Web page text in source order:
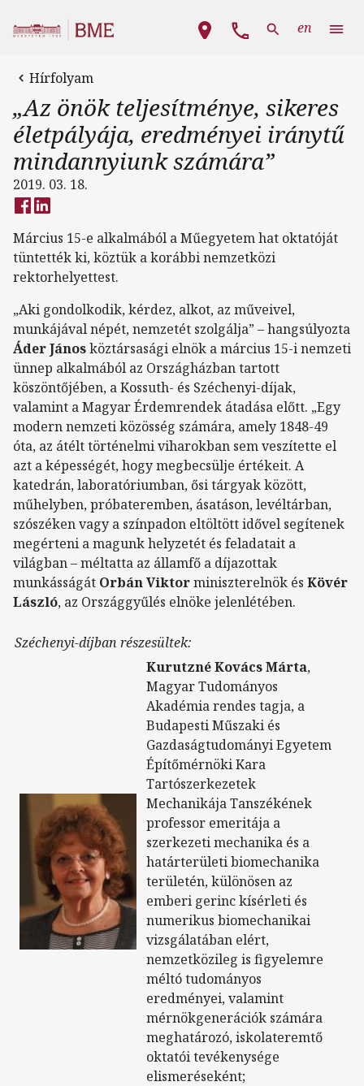
Fő navigáció
en
Hírfolyam
„Az önök teljesítménye, sikeres
életpályája, eredményei iránytű
mindannyiunk számára”
2019. 03. 18.
Március 15-e alkalmából a Műegyetem hat oktatóját
tüntették ki, köztük a korábbi nemzetközi
rektorhelyettest.
„Aki gondolkodik, kérdez, alkot, az műveivel,
munkájával népét, nemzetét szolgálja” – hangsúlyozta
Áder Jánosköztársasági elnök a március 15-i nemzeti
ünnep alkalmából az Országházban tartott
köszöntőjében, a Kossuth- és Széchenyi-díjak,
valamint a Magyar Érdemrendek átadása előtt. „Egy
modern nemzeti közösség számára, amely 1848-49
óta, az átélt történelmi viharokban sem veszítette el
azt a képességét, hogy megbecsülje értékeit. A
katedrán, laboratóriumban, ősi tárgyak között,
műhelyben, próbateremben, ásatáson, levéltárban,
szószéken vagy a színpadon eltöltött idővel segítenek
megérteni a magunk helyzetét és feladatait a
világban – méltatta az államfő a díjazottak
munkásságát Orbán Viktorminiszterelnök és Kövér
László, az Országgyűlés elnöke jelenlétében.
Széchenyi-díjban részesültek:
Kurutzné Kovács Márta,
Magyar Tudományos
Akadémia rendes tagja, a
Budapesti Műszaki és
Gazdaságtudományi Egyetem
Építőmérnöki Kara
Tartószerkezetek
Mechanikája Tanszékének
professor emeritája a
szerkezeti mechanika és a
határterületi biomechanika
területén, különösen az
emberi gerinc kísérleti és
numerikus biomechanikai
vizsgálatában elért,
nemzetközileg is figyelemre
méltó tudományos
eredményei, valamint
mérnökgenerációk számára
meghatározó, iskolateremtő
oktatói tevékenysége
elismeréseként;